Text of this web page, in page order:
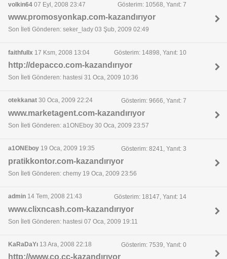
volkin64 07 Eyl, 2008 23:47 Gösterim: 10568, Yanıt: 7
www.promosyonkap.com-kazandırıyor
Son İleti Gönderen: seker_lady 03 Şub, 2009 02:49
faithfullx 17 Ksm, 2008 13:04 Gösterim: 14898, Yanıt: 10
http://depacco.com-kazandırıyor
Son İleti Gönderen: hastesi 31 Oca, 2009 10:36
otekkanat 30 Oca, 2009 22:24 Gösterim: 9666, Yanıt: 7
www.marketagent.com-kazandırıyor
Son İleti Gönderen: a1ONEboy 30 Oca, 2009 23:57
a1ONEboy 19 Oca, 2009 19:35 Gösterim: 8241, Yanıt: 3
pratikkontor.com-kazandırıyor
Son İleti Gönderen: chemy 19 Oca, 2009 23:56
admin 14 Tem, 2008 21:43 Gösterim: 18147, Yanıt: 14
www.clixncash.com-kazandırıyor
Son İleti Gönderen: hastesi 07 Oca, 2009 19:11
KaRaDaYı 13 Ara, 2008 22:18 Gösterim: 7539, Yanıt: 0
http://www.co.cc-kazandırıyor